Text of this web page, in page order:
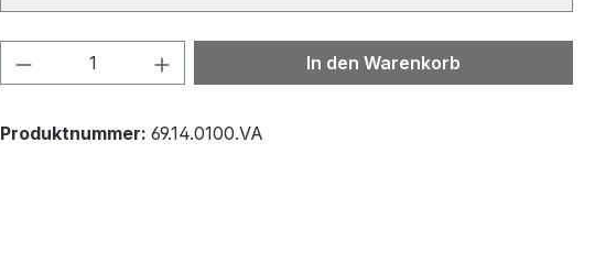
Produkt Anzahl: Gib den gewünschten Wert
In den Warenkorb
Produktnummer: 69.14.0100.VA